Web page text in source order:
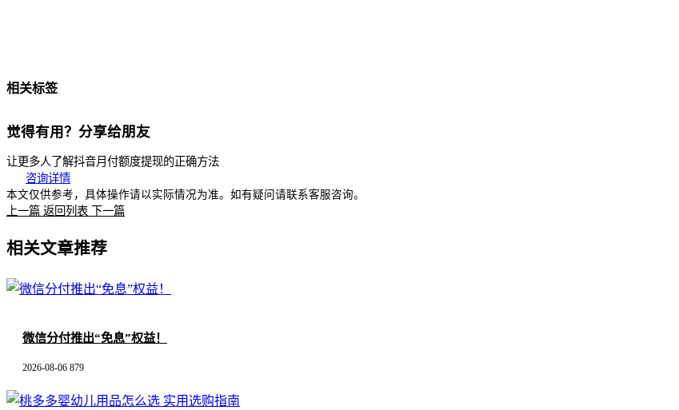
相关标签
觉得有用？分享给朋友
让更多人了解抖音月付额度提现的正确方法
咨询详情
本文仅供参考，具体操作请以实际情况为准。如有疑问请联系客服咨询。
上一篇 返回列表 下一篇
相关文章推荐
微信分付推出“免息”权益！
2026-08-06 879